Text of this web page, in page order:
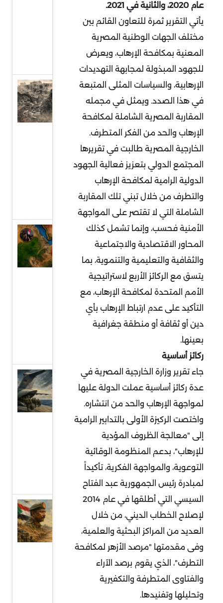
عام 2020، والثانية في 2021.
يأتي التقرير ثمرة للتعاون القائم بين
مختلف الجهات الوطنية المصرية
المعنية بمكافحة الإرهاب، ويعرض
للجهود المبذولة لمجابهة التهديدات
الإرهابية، والسياسات المثلى المتبعة
في هذا الصدد. ويمثل في مجمله
المقاربة المصرية الشاملة لمكافحة
الإرهاب والحد من الفكر المتطرف.
الخارجية المصرية طالبت في تقريرها
المجتمع الدولي بتعزيز فعالية الجهود
الدولية الرامية لمكافحة الإرهاب
والتطرف من خلال تبني تلك المقاربة
الشاملة التي لا تقتصر على المواجهة
الأمنية فحسب، وإنما تشمل كذلك
المحاور الاقتصادية والاجتماعية
والثقافية والتعليمية والتنموية، بما
يتسق مع الركائز الأربع لاستراتيجية
الأمم المتحدة لمكافحة الإرهاب، مع
التأكيد على عدم ارتباط الإرهاب بأي
دين أو ثقافة أو منطقة جغرافية
بعينها.
ركائز أساسية
جاء تقرير وزارة الخارجية المصرية في
عدة ركائز أساسية عملت الدولة عليها
لمواجهة الإرهاب والحد من انتشاره.
واختصت الركيزة الأولى بالتدابير الرامية
إلى "معالجة الظروف المؤدية
للإرهاب"، بدعم المنظومة الوقائية
التوعوية، والمواجهة الفكرية، تأكيداً
لمبادرة رئيس الجمهورية عبد الفتاح
السيسي التي أطلقها في عام 2014
لإصلاح الخطاب الديني، من خلال
العديد من المراكز البحثية والعلمية،
وفى مقدمتها "مرصد الأزهر لمكافحة
التطرف"، الذي يقوم برصد الآراء
والفتاوى المتطرفة والتكفيرية
وتحليلها وتفنيدها.
واجهة
حماس
وقطاع
غزة..
واقع
صعب
وهيكلة
أجل
البقاء
السودان
في قلب
التمدد
الإيراني:
معركة
النفوذ
على
قراءة
في
توقعات
سحب
أميركية
من
أوروبا
وإثيوبيا:
جبهة
مواجهة
جديدة